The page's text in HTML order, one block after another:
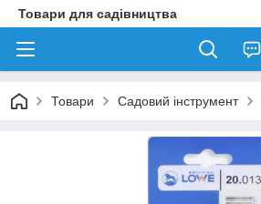
Товари для садівництва
Товари Садовий інструмент